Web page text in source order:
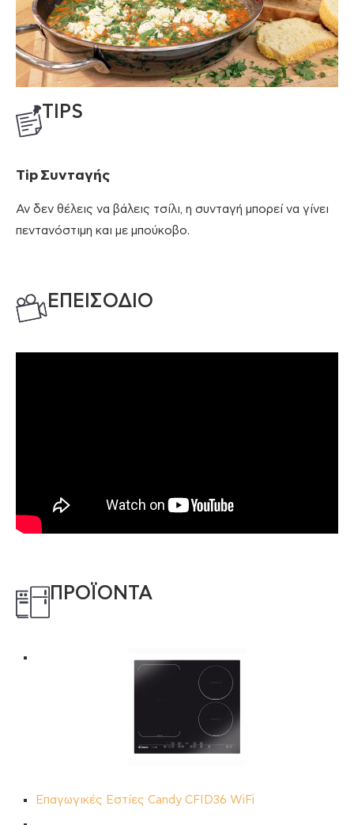
TIPS
Tip Συνταγής
Αν δεν θέλεις να βάλεις τσίλι, η συνταγή μπορεί να γίνει
πεντανόστιμη και με μπούκοβο.
ΕΠΕΙΣΟΔΙΟ
ΠΡΟΪΟΝΤΑ
Επαγωγικές Εστίες Candy CFID36 WiFi